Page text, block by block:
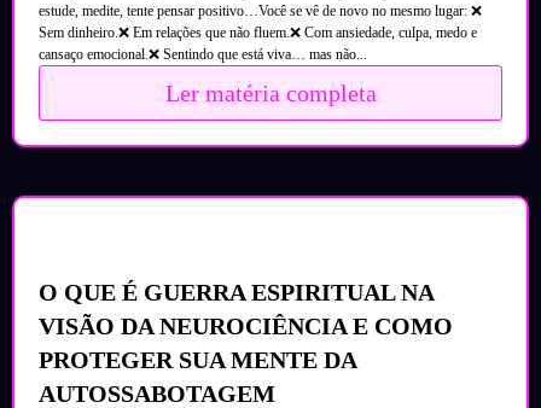
estude, medite, tente pensar positivo…Você se vê de novo no mesmo lugar: ❌
Sem dinheiro.❌ Em relações que não fluem.❌ Com ansiedade, culpa, medo e
cansaço emocional.❌ Sentindo que está viva… mas não...
Ler matéria completa
O QUE É GUERRA ESPIRITUAL NA
VISÃO DA NEUROCIÊNCIA E COMO
PROTEGER SUA MENTE DA
AUTOSSABOTAGEM